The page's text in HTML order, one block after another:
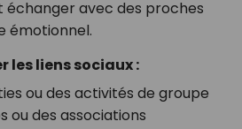
échanger avec des proches
émotionnel.
les liens sociaux :
ou des activités de groupe
ou des associations